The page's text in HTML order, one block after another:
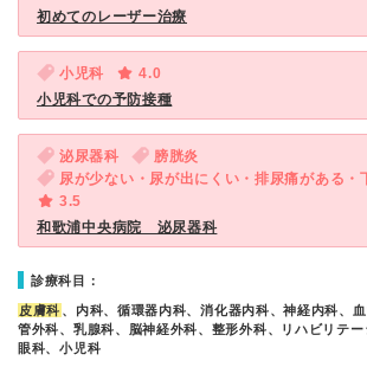
初めてのレーザー治療
小児科
4.0
小児科での予防接種
泌尿器科
膀胱炎
3.5
和歌浦中央病院 泌尿器科
診療科目：
皮膚科 、内科、循環器内科、消化器内科、神経内科、
管外科、乳腺科、脳神経外科、整形外科、リハビリテー
眼科、小児科